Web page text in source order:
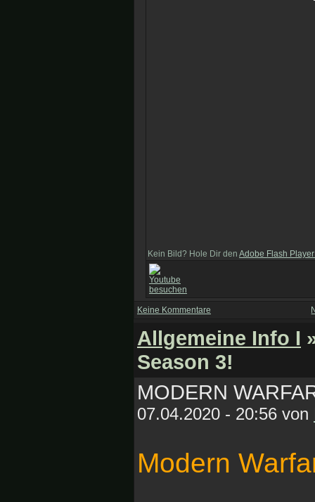
Kein Bild? Hole Dir den Adobe Flash
Keine Kommentare
Allgemeine Info I
Season 3!
MODERN
07.04.2020 - 20:56 von
Modern